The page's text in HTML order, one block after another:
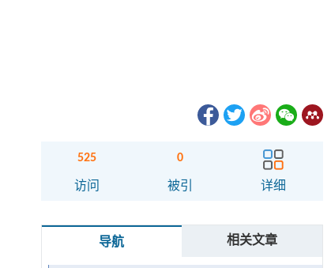
525
访问
0
被引 详细
导航 相关文章